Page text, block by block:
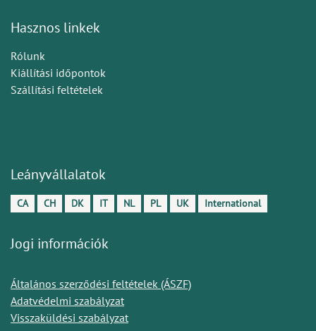
Hasznos linkek
Rólunk
Kiállítási időpontok
Szállítási feltételek
Leányvállalatok
CA CH DK IT NL PL UK International
Jogi információk
Általános szerződési feltételek (ÁSZF)
Adatvédelmi szabályzat
Visszaküldési szabályzat